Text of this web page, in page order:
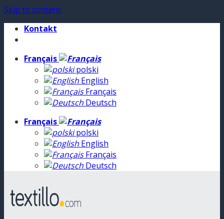
Skip to content
Kontakt
Français
polski
English
Français
Deutsch
Français
polski
English
Français
Deutsch